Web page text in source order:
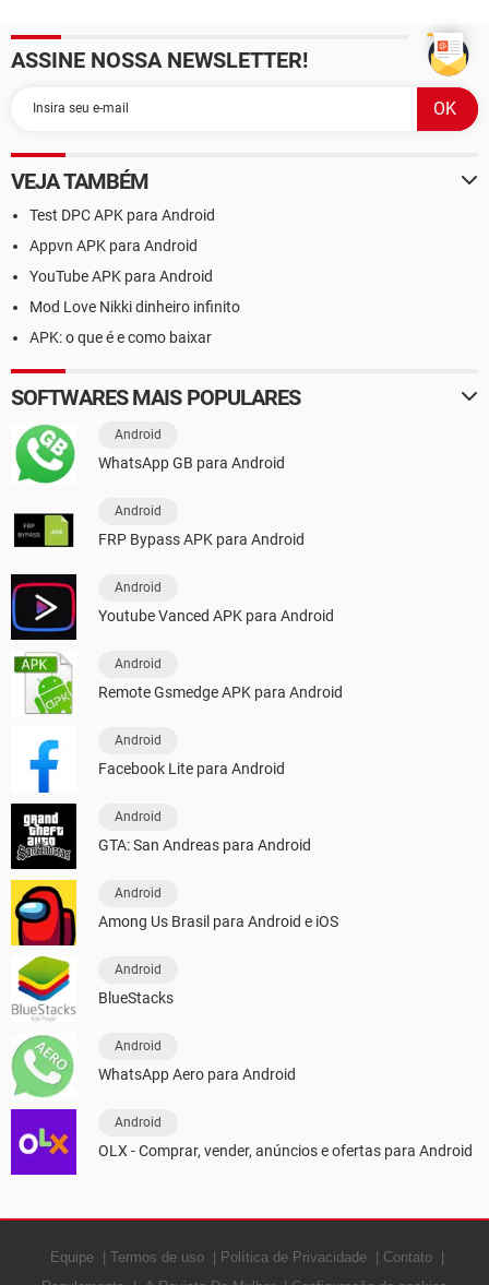
ASSINE NOSSA NEWSLETTER!
VEJA TAMBÉM
Test DPC APK para Android
Appvn APK para Android
YouTube APK para Android
Mod Love Nikki dinheiro infinito
APK: o que é e como baixar
SOFTWARES MAIS POPULARES
Android
WhatsApp GB para Android
Android
FRP Bypass APK para Android
Android
Youtube Vanced APK para Android
Android
Remote Gsmedge APK para Android
Android
Facebook Lite para Android
Android
GTA: San Andreas para Android
Android
Among Us Brasil para Android e iOS
Android
BlueStacks
Android
WhatsApp Aero para Android
Android
OLX - Comprar, vender, anúncios e ofertas para Android
Equipe Termos de uso Política de Privacidade
Contato